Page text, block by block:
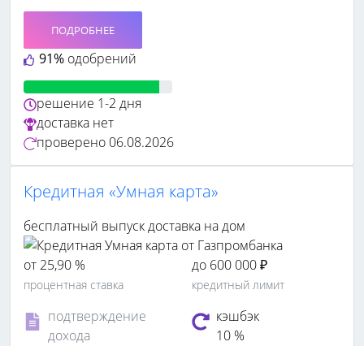
91% одобрений
ПОДРОБНЕЕ
решение 1-2 дня
доставка нет
проверено 06.08.2026
Кредитная «Умная карта»
бесплатный выпускдоставка на дом
от 25,90 %
процентная ставка
до 600 000 ₽
кредитный лимит
подтверждение
дохода
кэшбэк
10 %